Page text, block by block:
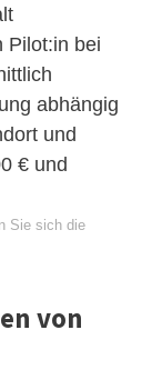
Pilot:in bei
abhängig
und
€ und
Sie sich die
von